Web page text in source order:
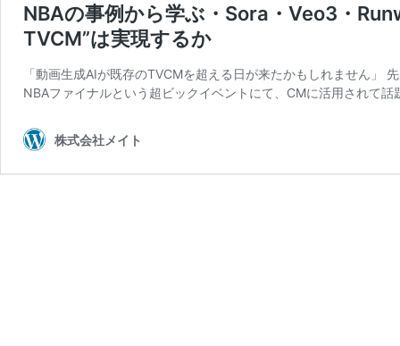
NBAの事例から学ぶ・Sora・Veo3・
TVCM”は実現するか
「動画生成AIが既存のTVCMを超える日が来たかもしれません」
NBAファイナルという超ビックイベントにて、CMに活用されて
株式会社メイト